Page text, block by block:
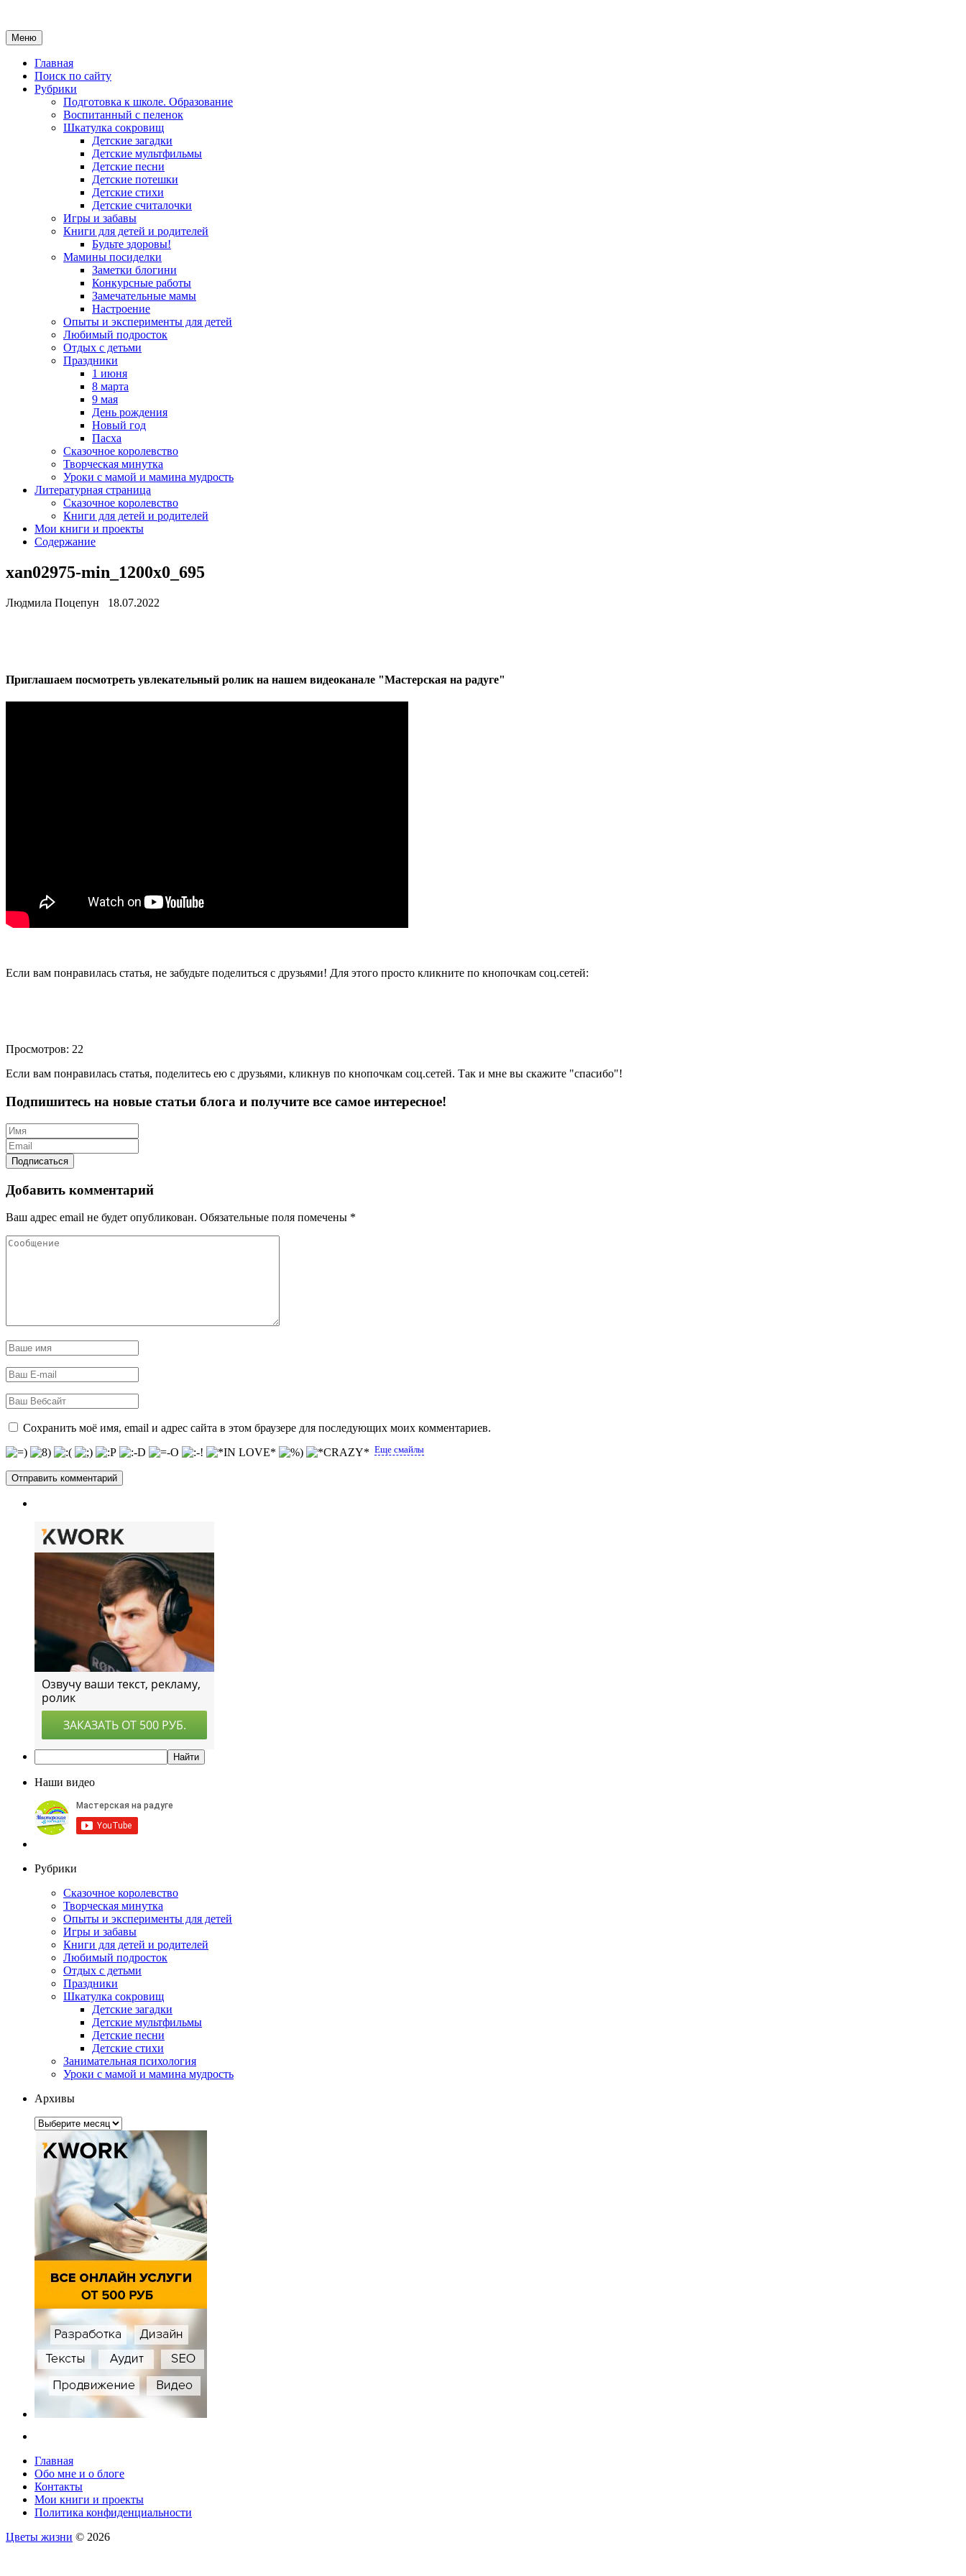
Меню
Главная
Поиск по сайту
Рубрики
Подготовка к школе. Образование
Воспитанный с пеленок
Шкатулка сокровищ
Детские загадки
Детские мультфильмы
Детские песни
Детские потешки
Детские стихи
Детские считалочки
Игры и забавы
Книги для детей и родителей
Будьте здоровы!
Мамины посиделки
Заметки блогини
Конкурсные работы
Замечательные мамы
Настроение
Опыты и эксперименты для детей
Любимый подросток
Отдых с детьми
Праздники
1 июня
8 марта
9 мая
День рождения
Новый год
Пасха
Сказочное королевство
Творческая минутка
Уроки с мамой и мамина мудрость
Литературная страница
Сказочное королевство
Книги для детей и родителей
Мои книги и проекты
Содержание
xan02975-min_1200x0_695
Людмила Поцепун 18.07.2022
Приглашаем посмотреть увлекательный ролик на нашем видеоканале "Мастерская на радуге"
Если вам понравилась статья, не забудьте поделиться с друзьями! Для этого просто кликните по кнопочкам соц.сетей:
Просмотров: 22
Если вам понравилась статья, поделитесь ею с друзьями, кликнув по кнопочкам соц.сетей. Так и мне вы скажите "спасибо"!
Подпишитесь на новые статьи блога и получите все самое интересное!
Добавить комментарий
Ваш адрес email не будет опубликован. Обязательные поля помечены *
Сохранить моё имя, email и адрес сайта в этом браузере для последующих моих комментариев.
Еще смайлы
Наши видео
Рубрики
Сказочное королевство
Творческая минутка
Опыты и эксперименты для детей
Игры и забавы
Книги для детей и родителей
Любимый подросток
Отдых с детьми
Праздники
Шкатулка сокровищ
Детские загадки
Детские мультфильмы
Детские песни
Детские стихи
Занимательная психология
Уроки с мамой и мамина мудрость
Архивы
Архивы
Главная
Обо мне и о блоге
Контакты
Мои книги и проекты
Политика конфиденциальности
Цветы жизни © 2026